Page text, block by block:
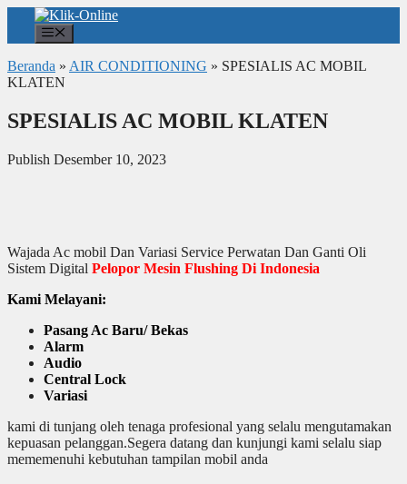
Langsung
isi
Beranda » AIR CONDITIONING » SPESIALIS AC MOBIL
KLATEN
SPESIALIS AC MOBIL KLATEN
Publish Desember 10, 2023
Wajada Ac mobil Dan Variasi Service Perwatan Dan Ganti Oli
Sistem Digital Pelopor Mesin Flushing Di Indonesia
Kami Melayani:
Pasang Ac Baru/ Bekas
Alarm
Audio
Central Lock
Variasi
kami di tunjang oleh tenaga profesional yang selalu mengutamakan
kepuasan pelanggan.Segera datang dan kunjungi kami selalu siap
mememenuhi kebutuhan tampilan mobil anda